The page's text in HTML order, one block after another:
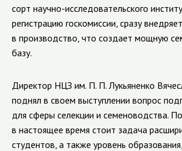
сорт научно-исследовательского
регистрацию госкомиссии, сразу
в производство, что создает мощную
базу.
Директор НЦЗ им. П. П. Лукьяненко
поднял в своем выступлении вопрос
для сферы селекции и семеноводства.
в настоящее время стоит задача
студентов, а также уровень